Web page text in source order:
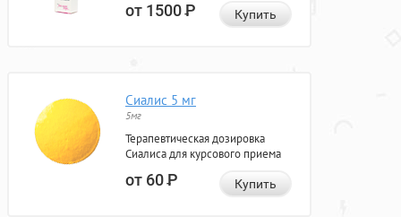
от 1500Р Купить
Сиалис 5 мг
5мг
Терапевтическая дозировка
Сиалиса для курсового приема
от 60Р Купить